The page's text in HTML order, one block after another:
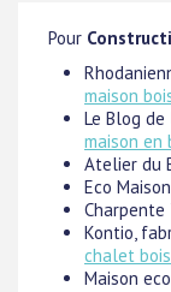
Pour
maison
Le Blog
maison en
Atelier du
Eco
Kontio,
chalet
Maison